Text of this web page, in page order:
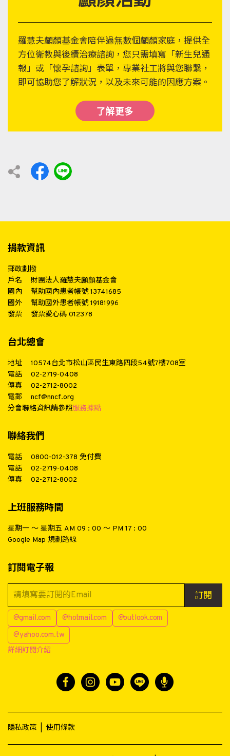
羅慧夫顱顏基金會陪伴過無數個顱顏家庭，提供全
方位衛教與後續治療諮詢，您只需填寫「新生兒通
報」或「懷孕諮詢」表單，專業社工將與您聯繫，
即可協助您了解狀況，以及未來可能的因應方案。
了解更多
捐款資訊
郵政劃撥
戶名
財團法人羅慧夫顱顏基金會
國內
幫助國內患者帳號 13741685
國外
幫助國外患者帳號 19181996
發票
發票愛心碼 012378
台北總會
地址
10574台北市松山區民生東路四段54號7樓708室
電話
02-2719-0408
傳真
02-2712-8002
電郵
ncf@nncf.org
分會聯絡資訊請參照服務據點
聯絡我們
電話 0800-012-378 免付費
電話
02-2719-0408
傳真
02-2712-8002
上班服務時間
星期一 ～ 星期五 AM 09 : 00 ～ PM 17 : 00
Google Map 規劃路線
訂閱電子報
訂閱
@gmail.com @hotmail.com
@outlook.com
@yahoo.com.tw
詳細訂閱介紹
隱私政策 使用條款